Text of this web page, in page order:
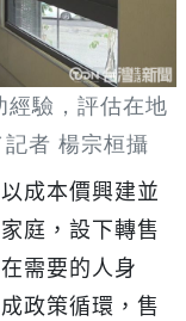
驗，評估在地
者 楊宗桓攝
成本價興建並
庭，設下轉售
需要的人身
政策循環，售